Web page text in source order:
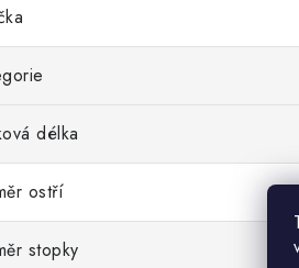
délka
ostří
stopky